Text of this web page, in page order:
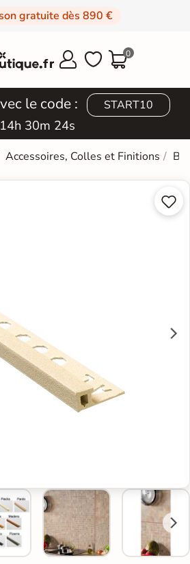
gratuite dès 890 €
  0
le code : START10
14h 30m 23s
Accessoires, Colles et Finitions

